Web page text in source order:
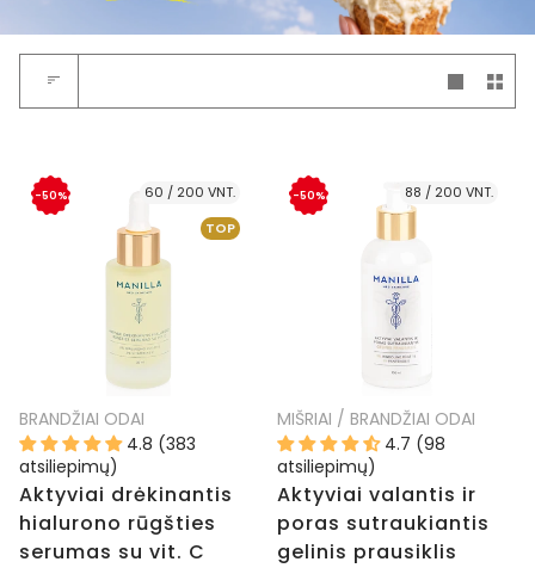
-50%
TOP
60 / 200 VNT.
BRANDŽIAI ODAI
4.8 (383
atsiliepimų)
Aktyviai drėkinantis
hialurono rūgšties
serumas su vit. C
-50% 88 / 200 VNT.
MIŠRIAI / BRANDŽIAI ODAI
4.7 (98
atsiliepimų)
Aktyviai valantis ir
poras sutraukiantis
gelinis prausiklis